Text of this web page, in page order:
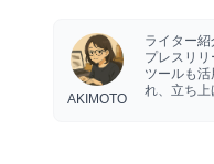
AKIMOTO
ライター紹
プレスリ
ツールも
れ、立ち上